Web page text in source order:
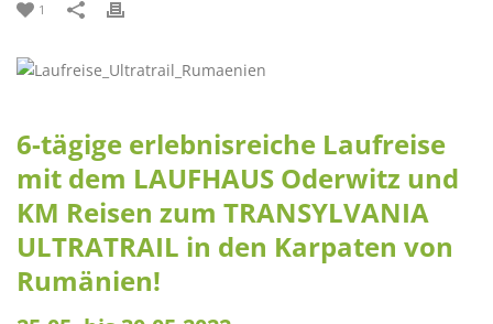
1
6-tägige erlebnisreiche Laufreise
mit dem LAUFHAUS Oderwitz und
KM Reisen zum TRANSYLVANIA
ULTRATRAIL in den Karpaten von
Rumänien!